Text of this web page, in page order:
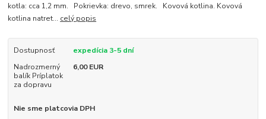
kotla: cca 1,2 mm. Pokrievka: drevo, smrek. Kovová kotlina. Kovová
kotlina natret... celý popis
Dostupnosť
expedícia 3-5 dní
Nadrozmerný
balík Príplatok
za dopravu
6,00 EUR
Nie sme platcovia DPH